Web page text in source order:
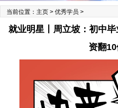
当前位置： 主页 > 优秀学员 >
就业明星丨周立坡：初中
资翻10